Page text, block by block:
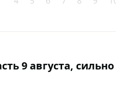
9 августа,